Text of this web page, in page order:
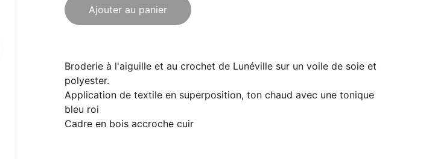
Ajouter au panier
Broderie à l'aiguille et au crochet de Lunéville sur un voile de soie et
polyester.
Application de textile en superposition, ton chaud avec une tonique
bleu roi
Cadre en bois accroche cuir